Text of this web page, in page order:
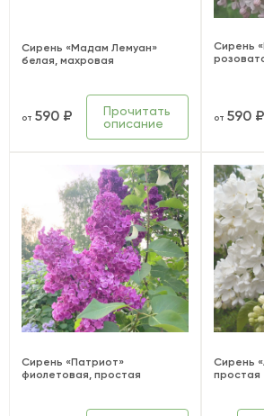
Сирень «Мадам Лемуан»
белая, махровая
от590 ₽
Прочитать
описание
Сирень
от590 ₽
Сирень «Патриот»
фиолетовая, простая
Сирень
простая